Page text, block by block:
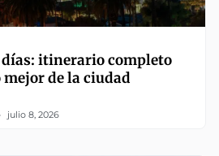
días: itinerario completo
de la ciudad
julio 8, 2026